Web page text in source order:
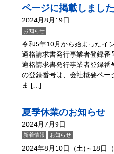
ページに掲載しました
2024月8月19日
お知らせ
令和5年10月から始まったイ
適格請求書発行事業者登録番
適格請求書発行事業者登録
の登録番号は、会社概要ペー
ま […]
夏季休業のお知らせ
2024月7月9日
新着情報 お知らせ
2024年8月10日（土)～18日